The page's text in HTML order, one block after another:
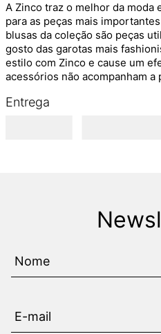
A Zinco traz o melhor da moda
para as peças mais
blusas da coleção são peças
gosto das garotas mais
estilo com Zinco e cause um
acessórios não acompanham a
Entrega